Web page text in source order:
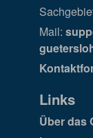
Mail:
Links
Über das